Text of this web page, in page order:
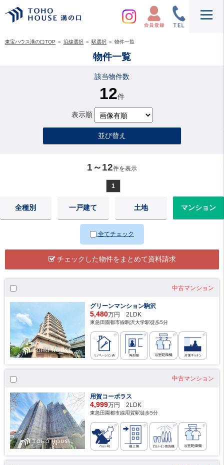
東宝ハウス溝の口TOP ＞ 沿線選択 ＞ 駅選択 ＞ 物件一覧
物件一覧
該当物件数
12件
表示順
並び替え
1～12件を表示
1
全種別 一戸建て 土地 マンション
全てチェック
チェックした物件をまとめて資料請求
中古マンション
グリーンマンション駒沢
5,480万円 2LDK
東急田園都市線駒沢大学駅徒歩5分
中古マンション
用賀コーポラス
4,999万円 2LDK
東急田園都市線用賀駅徒歩5分